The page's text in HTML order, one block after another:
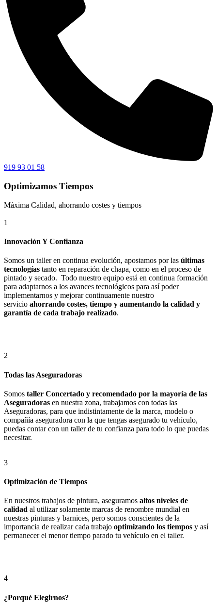
919 93 01 58
Optimizamos Tiempos
Máxima Calidad, ahorrando costes y tiempos
1
Innovación Y Confianza
Somos un taller en continua evolución, apostamos por las últimas
tecnologías tanto en reparación de chapa, como en el proceso de
pintado y secado. Todo nuestro equipo está en continua formación
para adaptarnos a los avances tecnológicos para así poder
implementarnos y mejorar continuamente nuestro
servicio ahorrando costes, tiempo y aumentando la calidad y
garantía de cada trabajo realizado.
2
Todas las Aseguradoras
Somos taller Concertado y recomendado por la mayoría de las
Aseguradoras en nuestra zona, trabajamos con todas las
Aseguradoras, para que indistintamente de la marca, modelo o
compañía aseguradora con la que tengas asegurado tu vehículo,
puedas contar con un taller de tu confianza para todo lo que puedas
necesitar.
3
Optimización de Tiempos
En nuestros trabajos de pintura, aseguramos altos niveles de
calidad al utilizar solamente marcas de renombre mundial en
nuestras pinturas y barnices, pero somos conscientes de la
importancia de realizar cada trabajo optimizando los tiempos y así
permanecer el menor tiempo parado tu vehículo en el taller.
4
¿Porqué Elegirnos?